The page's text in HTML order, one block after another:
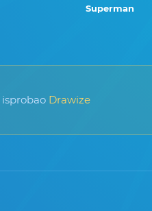
Superman
isprobao Drawize